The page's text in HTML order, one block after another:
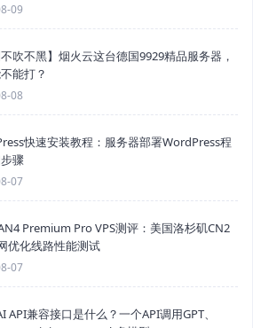
09
不吹不黑】烟火云这台德国9929精品服务器，
能打？
08
快速安装教程：服务器部署WordPress程
骤
07
Premium Pro VPS测评：美国洛杉矶CN2
优化线路性能测试
07
API兼容接口是什么？一个API调用GPT、